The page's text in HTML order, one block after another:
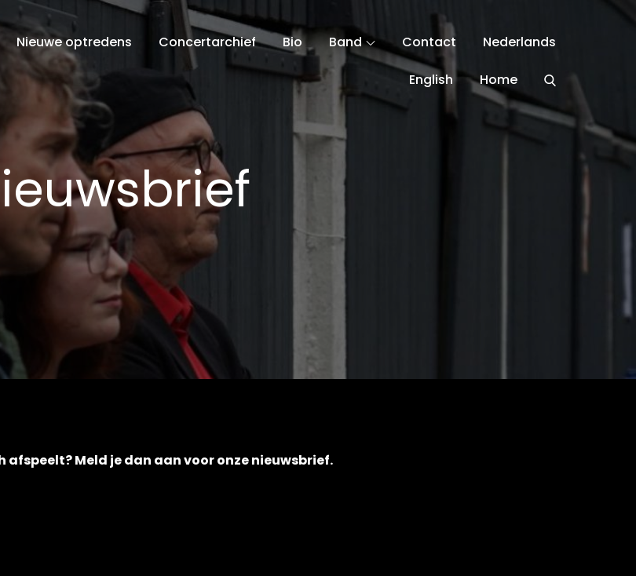
Nieuwe optredens Concertarchief Bio Band Contact Nederlands
English Home
afspeelt? Meld je dan aan voor onze nieuwsbrief.